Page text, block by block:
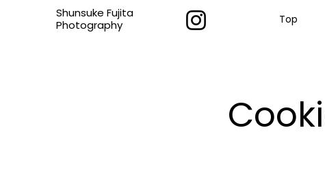
Shunsuke Fujita
​Photography
Top